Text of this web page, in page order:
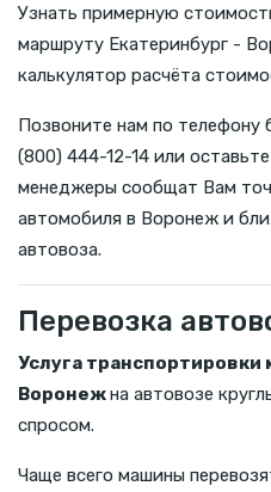
Узнать примерную
маршруту Екатеринбург -
калькулятор расчёта
Позвоните нам по телефону
(800) 444-12-14 или
менеджеры сообщат Вам
автомобиля в Воронеж и
автовоза.
Перевозка
Услуга
Воронежна автовозе
спросом.
Чаще всего машины